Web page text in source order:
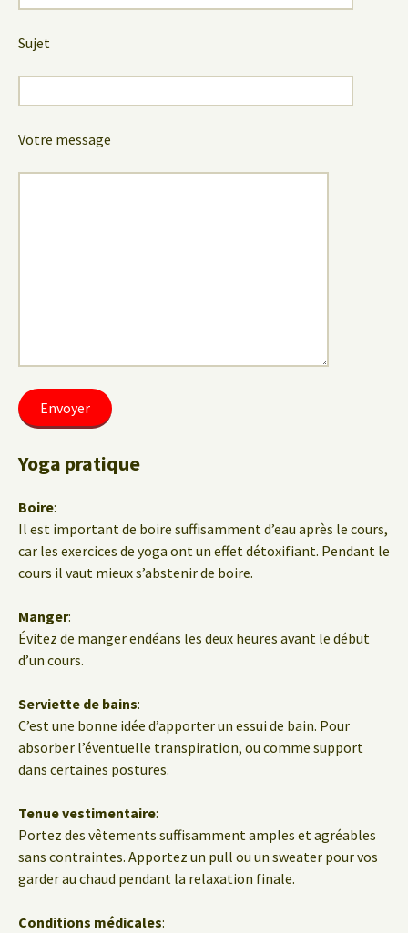
Sujet
Votre message
Yoga pratique
Boire:
Il est important de boire suffisamment d’eau après le cours,
car les exercices de yoga ont un effet détoxifiant. Pendant le
cours il vaut mieux s’abstenir de boire.
Manger:
Évitez de manger endéans les deux heures avant le début
d’un cours.
Serviette de bains:
C’est une bonne idée d’apporter un essui de bain. Pour
absorber l’éventuelle transpiration, ou comme support
dans certaines postures.
Tenue vestimentaire:
Portez des vêtements suffisamment amples et agréables
sans contraintes. Apportez un pull ou un sweater pour vos
garder au chaud pendant la relaxation finale.
Conditions médicales: